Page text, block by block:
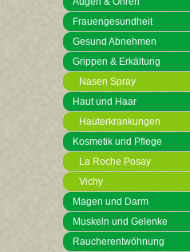
Frauengesundheit
Gesund Abnehmen
Grippen & Erkältung
Nasen Spray
Haut und Haar
Hauterkrankungen
Kosmetik und Pflege
La Roche Posay
Vichy
Magen und Darm
Muskeln und Gelenke
Raucherentwöhnung